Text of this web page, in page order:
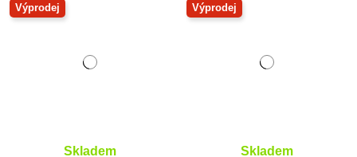
Výprodej
Skladem
Výprodej
Skladem